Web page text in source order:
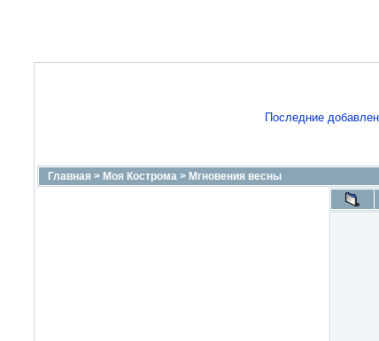
Последние
Главная > Моя Кострома > Мгновения весны